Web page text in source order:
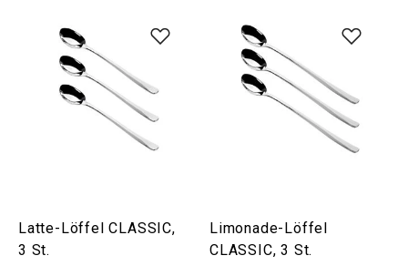
Latte-Löffel CLASSIC,
3 St.
Limonade-Löffel
CLASSIC, 3 St.